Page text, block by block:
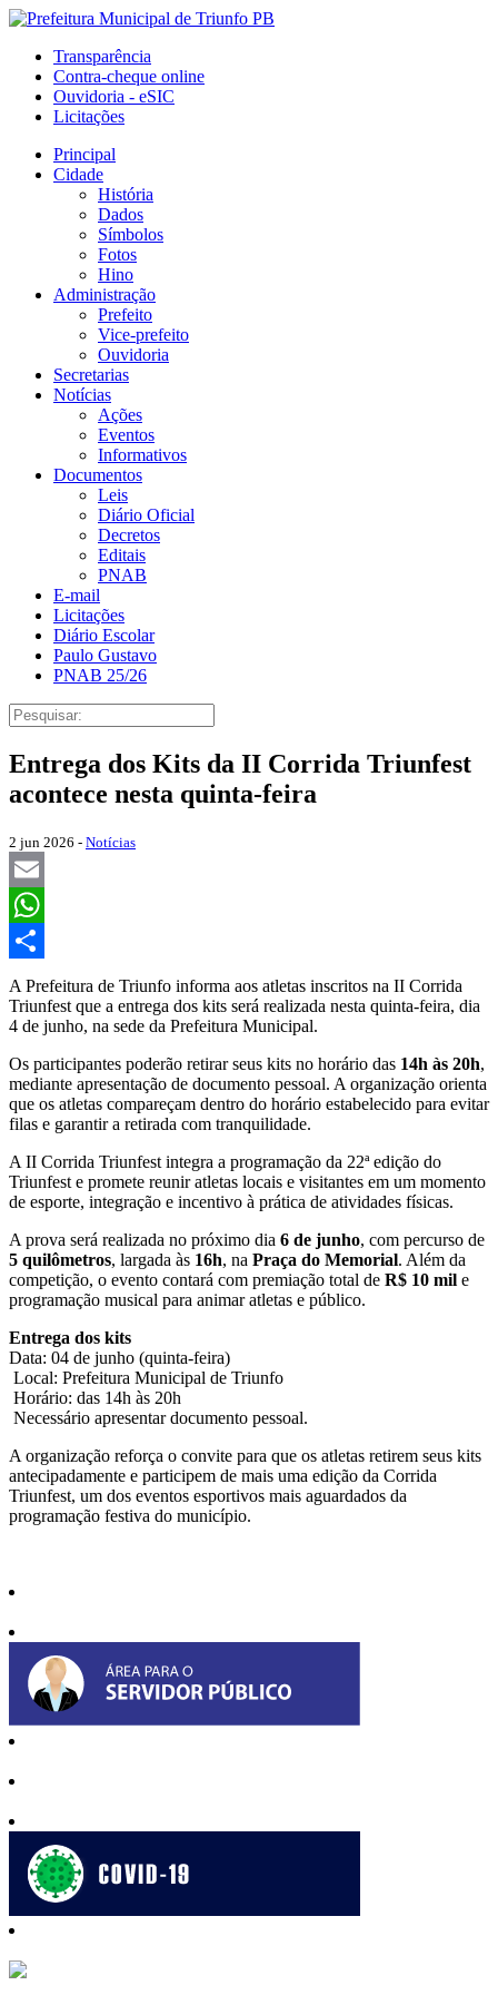
Transparência
Contra-cheque online
Ouvidoria - eSIC
Licitações
Principal
Cidade
História
Dados
Símbolos
Fotos
Hino
Administração
Prefeito
Vice-prefeito
Ouvidoria
Secretarias
Notícias
Ações
Eventos
Informativos
Documentos
Leis
Diário Oficial
Decretos
Editais
PNAB
E-mail
Licitações
Diário Escolar
Paulo Gustavo
PNAB 25/26
Entrega dos Kits da II Corrida Triunfest
acontece nesta quinta-feira
2 jun 2026 - Notícias
Email
WhatsApp
Share
A Prefeitura de Triunfo informa aos atletas inscritos na II Corrida
Triunfest que a entrega dos kits será realizada nesta quinta-feira, dia
4 de junho, na sede da Prefeitura Municipal.
Os participantes poderão retirar seus kits no horário das 14h às 20h,
mediante apresentação de documento pessoal. A organização orienta
que os atletas compareçam dentro do horário estabelecido para evitar
filas e garantir a retirada com tranquilidade.
A II Corrida Triunfest integra a programação da 22ª edição do
Triunfest e promete reunir atletas locais e visitantes em um momento
de esporte, integração e incentivo à prática de atividades físicas.
A prova será realizada no próximo dia 6 de junho, com percurso de
5 quilômetros, largada às 16h, na Praça do Memorial. Além da
competição, o evento contará com premiação total de R$ 10 mil e
programação musical para animar atletas e público.
Entrega dos kits
Data: 04 de junho (quinta-feira)
Local: Prefeitura Municipal de Triunfo
Horário: das 14h às 20h
Necessário apresentar documento pessoal.
A organização reforça o convite para que os atletas retirem seus kits
antecipadamente e participem de mais uma edição da Corrida
Triunfest, um dos eventos esportivos mais aguardados da
programação festiva do município.